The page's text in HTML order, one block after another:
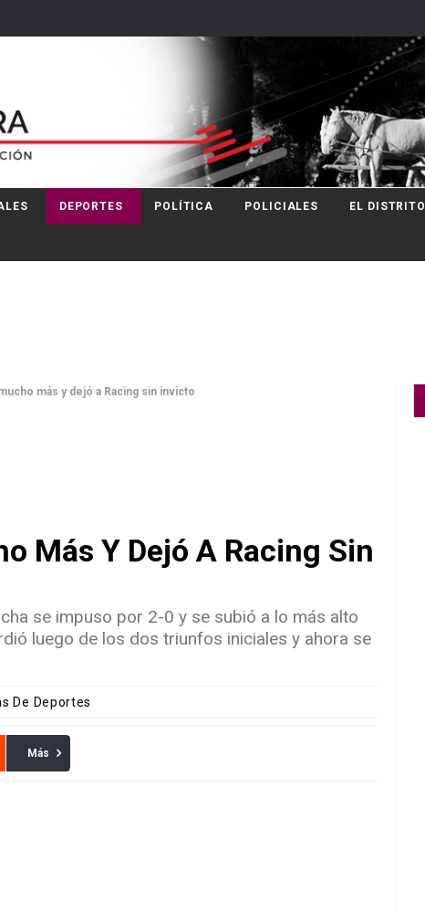
DEPORTES POLÍTICA POLICIALES EL DISTRITO
más y dejó a Racing sin invicto
Más Y Dejó A Racing Sin
se impuso por 2-0 y se subió a lo más alto
luego de los dos triunfos iniciales y ahora se
De Deportes
Más